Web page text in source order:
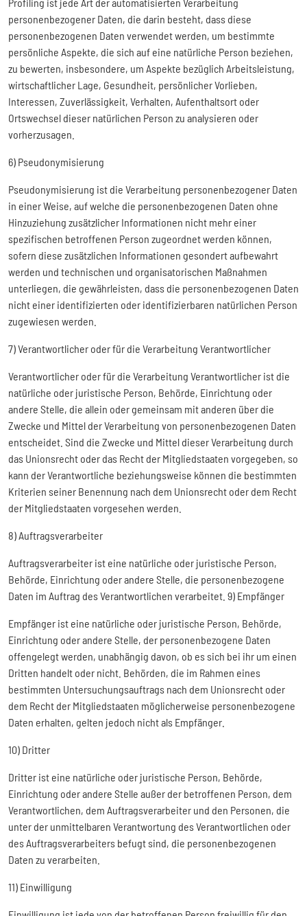
personenbezogener Daten, die darin besteht, dass diese
personenbezogenen Daten verwendet werden, um bestimmte
persönliche Aspekte, die sich auf eine natürliche Person beziehen,
zu bewerten, insbesondere, um Aspekte bezüglich Arbeitsleistung,
wirtschaftlicher Lage, Gesundheit, persönlicher Vorlieben,
Interessen, Zuverlässigkeit, Verhalten, Aufenthaltsort oder
Ortswechsel dieser natürlichen Person zu analysieren oder
vorherzusagen.
6) Pseudonymisierung
Pseudonymisierung ist die Verarbeitung personenbezogener Daten
in einer Weise, auf welche die personenbezogenen Daten ohne
Hinzuziehung zusätzlicher Informationen nicht mehr einer
spezifischen betroffenen Person zugeordnet werden können,
sofern diese zusätzlichen Informationen gesondert aufbewahrt
werden und technischen und organisatorischen Maßnahmen
unterliegen, die gewährleisten, dass die personenbezogenen Daten
nicht einer identifizierten oder identifizierbaren natürlichen Person
zugewiesen werden.
7) Verantwortlicher oder für die Verarbeitung Verantwortlicher
Verantwortlicher oder für die Verarbeitung Verantwortlicher ist die
natürliche oder juristische Person, Behörde, Einrichtung oder
andere Stelle, die allein oder gemeinsam mit anderen über die
Zwecke und Mittel der Verarbeitung von personenbezogenen Daten
entscheidet. Sind die Zwecke und Mittel dieser Verarbeitung durch
das Unionsrecht oder das Recht der Mitgliedstaaten vorgegeben, so
kann der Verantwortliche beziehungsweise können die bestimmten
Kriterien seiner Benennung nach dem Unionsrecht oder dem Recht
der Mitgliedstaaten vorgesehen werden.
8) Auftragsverarbeiter
Auftragsverarbeiter ist eine natürliche oder juristische Person,
Behörde, Einrichtung oder andere Stelle, die personenbezogene
Daten im Auftrag des Verantwortlichen verarbeitet. 9) Empfänger
Empfänger ist eine natürliche oder juristische Person, Behörde,
Einrichtung oder andere Stelle, der personenbezogene Daten
offengelegt werden, unabhängig davon, ob es sich bei ihr um einen
Dritten handelt oder nicht. Behörden, die im Rahmen eines
bestimmten Untersuchungsauftrags nach dem Unionsrecht oder
dem Recht der Mitgliedstaaten möglicherweise personenbezogene
Daten erhalten, gelten jedoch nicht als Empfänger.
10) Dritter
Dritter ist eine natürliche oder juristische Person, Behörde,
Einrichtung oder andere Stelle außer der betroffenen Person, dem
Verantwortlichen, dem Auftragsverarbeiter und den Personen, die
unter der unmittelbaren Verantwortung des Verantwortlichen oder
des Auftragsverarbeiters befugt sind, die personenbezogenen
Daten zu verarbeiten.
11) Einwilligung